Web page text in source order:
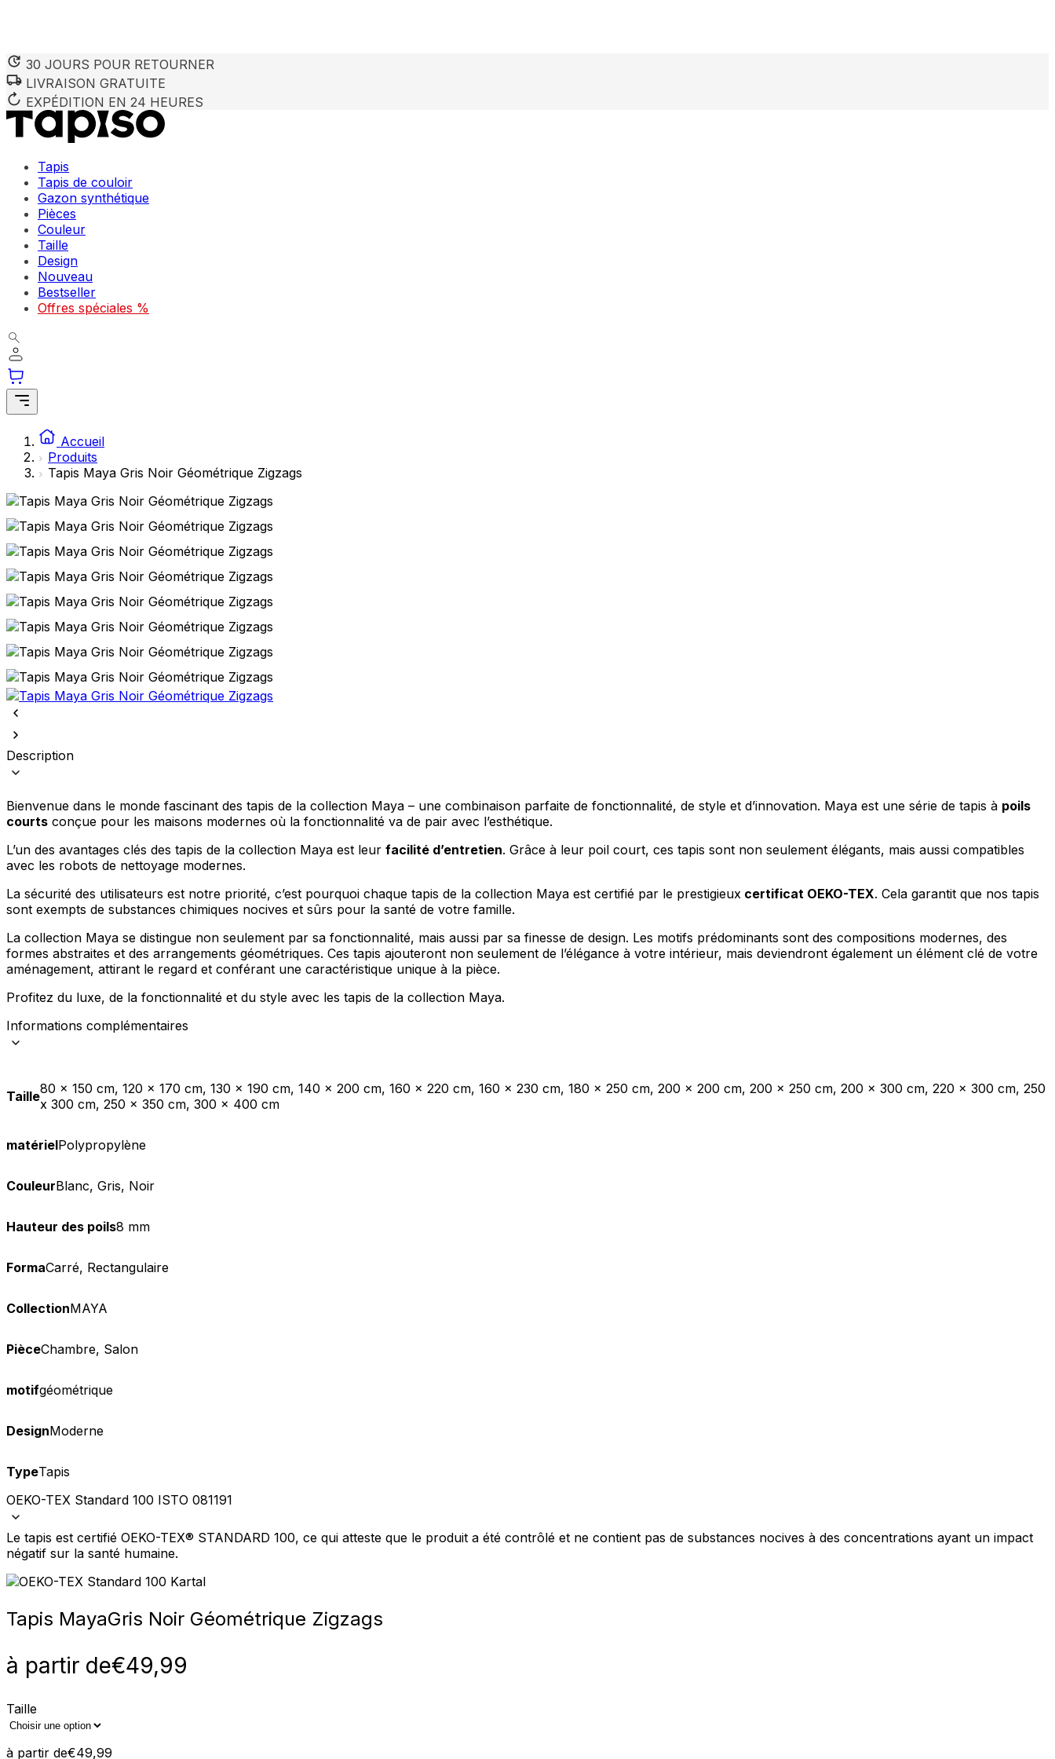
30 JOURS POUR RETOURNER
LIVRAISON GRATUITE
EXPÉDITION EN 24 HEURES
Tapis
Tapis de couloir
Gazon synthétique
Pièces
Couleur
Taille
Design
Nouveau
Bestseller
Offres spéciales %
Accueil
Produits
Tapis Maya Gris Noir Géométrique Zigzags
Description
Bienvenue dans le monde fascinant des tapis de la collection Maya – une combinaison parfaite de fonctionnalité, de style et d’innovation. Maya est une série de tapis à poils
courts conçue pour les maisons modernes où la fonctionnalité va de pair avec l’esthétique.
L’un des avantages clés des tapis de la collection Maya est leur facilité d’entretien. Grâce à leur poil court, ces tapis sont non seulement élégants, mais aussi compatibles
avec les robots de nettoyage modernes.
La sécurité des utilisateurs est notre priorité, c’est pourquoi chaque tapis de la collection Maya est certifié par le prestigieux certificat OEKO-TEX. Cela garantit que nos tapis
sont exempts de substances chimiques nocives et sûrs pour la santé de votre famille.
La collection Maya se distingue non seulement par sa fonctionnalité, mais aussi par sa finesse de design. Les motifs prédominants sont des compositions modernes, des
formes abstraites et des arrangements géométriques. Ces tapis ajouteront non seulement de l’élégance à votre intérieur, mais deviendront également un élément clé de votre
aménagement, attirant le regard et conférant une caractéristique unique à la pièce.
Profitez du luxe, de la fonctionnalité et du style avec les tapis de la collection Maya.
Informations complémentaires
Taille80 x 150 cm, 120 x 170 cm, 130 x 190 cm, 140 x 200 cm, 160 x 220 cm, 160 x 230 cm, 180 x 250 cm, 200 x 200 cm, 200 x 250 cm, 200 x 300 cm, 220 x 300 cm, 250
x 300 cm, 250 x 350 cm, 300 x 400 cm
matérielPolypropylène
CouleurBlanc, Gris, Noir
Hauteur des poils8 mm
FormaCarré, Rectangulaire
CollectionMAYA
PièceChambre, Salon
motifgéométrique
DesignModerne
TypeTapis
OEKO-TEX Standard 100 ISTO 081191
Le tapis est certifié OEKO-TEX® STANDARD 100, ce qui atteste que le produit a été contrôlé et ne contient pas de substances nocives à des concentrations ayant un impact
négatif sur la santé humaine.
Tapis MayaGris Noir Géométrique Zigzags
à partir de€49,99
Taille
à partir de€49,99
partenaires peuvent combiner ces informations avec d'autres données que vous leur avez fournies ou qu'ils ont collectées lors de votre